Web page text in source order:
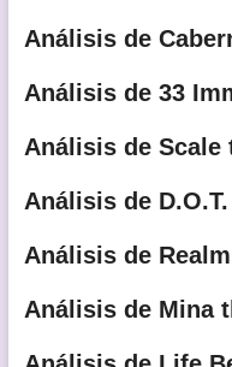
Análisis de
Análisis de 33
Análisis de Scale
Análisis de
Análisis de
Análisis de Mina